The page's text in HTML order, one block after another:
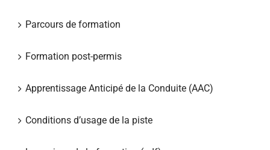
Parcours de formation
Formation post-permis
Apprentissage Anticipé de la Conduite (AAC)
Conditions d’usage de la piste